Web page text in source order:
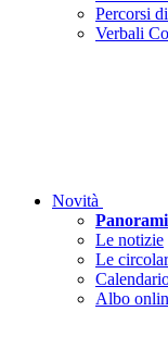
Percorsi
Verbali
Novità
Le notizie
Le
Albo